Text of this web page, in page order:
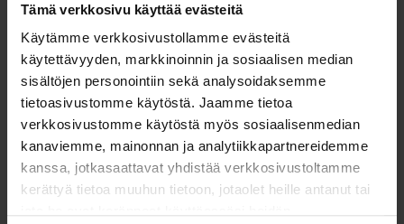
Tämä verkkosivu käyttää evästeitä
Käytämme verkkosivustollamme evästeitä
käytettävyyden, markkinoinnin ja sosiaalisen median
sisältöjen personointiin sekä analysoidaksemme
tietoasivustomme käytöstä. Jaamme tietoa
verkkosivustomme käytöstä myös sosiaalisenmedian
kanaviemme, mainonnan ja analytiikkapartnereidemme
kanssa, jotkasaattavat yhdistää verkkosivustoltamme
kerättyä tietoa muuhun tietoon, jotaolet heille antanut tai